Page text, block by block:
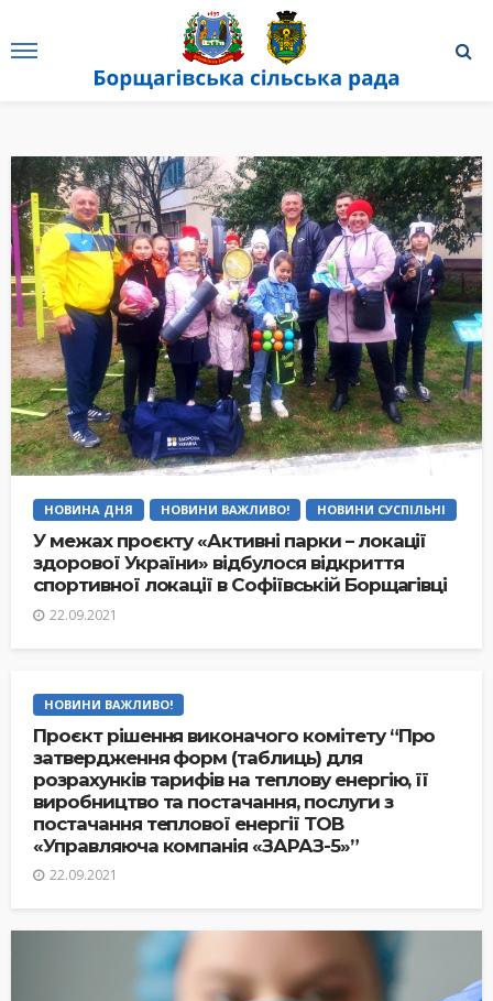
НОВИНА ДНЯ НОВИНИ ВАЖЛИВО! НОВИНИ СУСПІЛЬНІ
У межах проєкту «Активні парки – локації
здорової України» відбулося відкриття
спортивної локації в Софіївській Борщагівці
22.09.2021
НОВИНИ ВАЖЛИВО!
Проєкт рішення виконачого комітету “Про
затвердження форм (таблиць) для
розрахунків тарифів на теплову енергію, її
виробництво та постачання, послуги з
постачання теплової енергії ТОВ
«Управляюча компанія «ЗАРАЗ-5»”
22.09.2021